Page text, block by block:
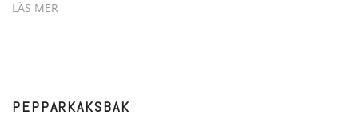
LÄS MER
PEPPARKAKSBAK